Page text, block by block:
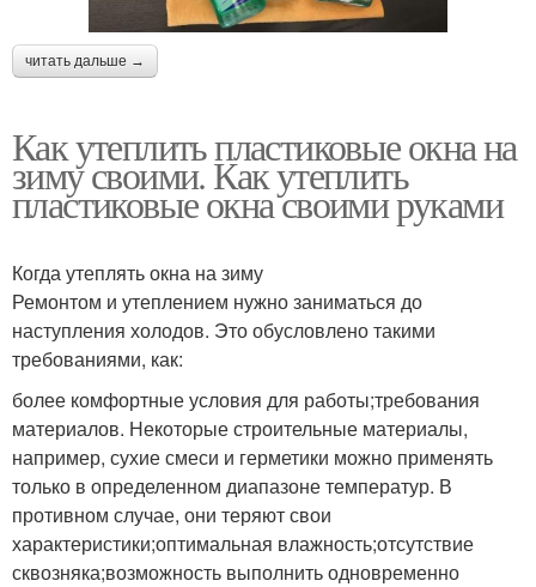
читать дальше →
Как утеплить пластиковые окна на
зиму своими. Как утеплить
пластиковые окна своими руками
Когда утеплять окна на зиму
Ремонтом и утеплением нужно заниматься до
наступления холодов. Это обусловлено такими
требованиями, как:
более комфортные условия для работы;требования
материалов. Некоторые строительные материалы,
например, сухие смеси и герметики можно применять
только в определенном диапазоне температур. В
противном случае, они теряют свои
характеристики;оптимальная влажность;отсутствие
сквозняка;возможность выполнить одновременно